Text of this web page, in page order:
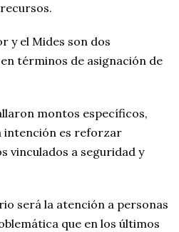
y el Mides son dos
términos de asignación de
montos específicos,
intención es reforzar
vinculados a seguridad y
será la atención a personas
que en los últimos